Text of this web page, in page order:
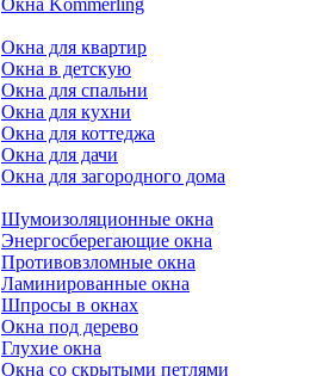
Окна Kommerling
Окна для квартир
Окна в детскую
Окна для спальни
Окна для кухни
Окна для коттеджа
Окна для дачи
Окна для загородного дома
Шумоизоляционные окна
Энергосберегающие окна
Противовзломные окна
Ламинированные окна
Шпросы в окнах
Окна под дерево
Глухие окна
Окна со скрытыми петлями